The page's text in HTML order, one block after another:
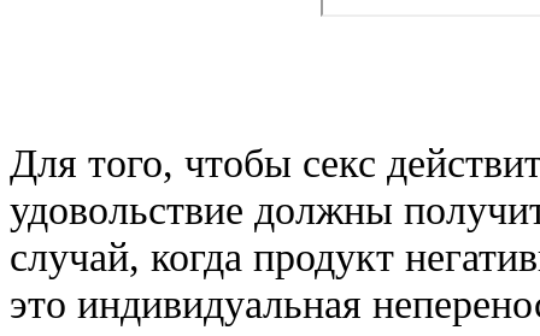
Для того, чтобы секс
удовольствие должны
случай, когда продукт
это индивидуальная